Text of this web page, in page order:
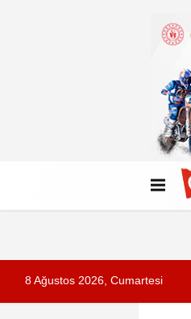
Künye
8 Ağustos 2026, Cumartesi